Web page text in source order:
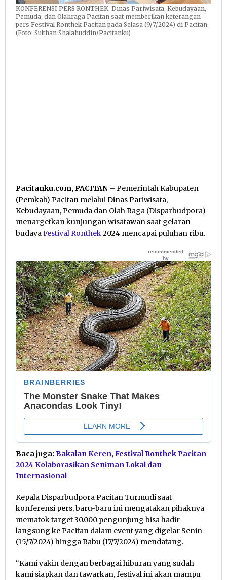
KONFERENSI PERS RONTHEK. Dinas Pariwisata, Kebudayaan,
Pemuda, dan Olahraga Pacitan saat memberikan keterangan
pers Festival Ronthek Pacitan pada Selasa (9/7/2024) di Pacitan.
(Foto: Sulthan Shalahuddin/Pacitanku)
Pacitanku.com, PACITAN – Pemerintah Kabupaten
(Pemkab) Pacitan melalui Dinas Pariwisata,
Kebudayaan, Pemuda dan Olah Raga (Disparbudpora)
menargetkan kunjungan wisatawan saat gelaran
budayaFestival Ronthek2024 mencapai puluhan ribu.
Baca juga: Bakalan Keren, Festival Ronthek Pacitan
2024 Kolaborasikan Seniman Lokal dan
Internasional
Kepala Disparbudpora Pacitan Turmudi saat
konferensi pers, baru-baru ini mengatakan pihaknya
mematok target 30.000 pengunjung bisa hadir
langsung ke Pacitan dalam event yang digelar Senin
(15/7/2024) hingga Rabu (17/7/2024) mendatang.
“Kami yakin dengan berbagai hiburan yang sudah
kami siapkan dan tawarkan, festival ini akan mampu